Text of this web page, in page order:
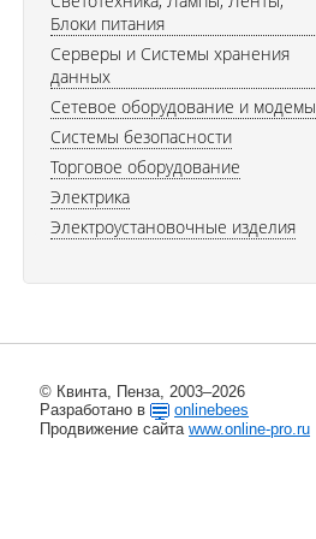
Блоки питания
Серверы и Системы хранения
данных
Сетевое оборудование и модемы
Системы безопасности
Торговое оборудование
Электрика
Электроустановочные изделия
© Квинта, Пенза, 2003–2026
Разработано в
onlinebees
Продвижение сайтаwww.online-pro.ru